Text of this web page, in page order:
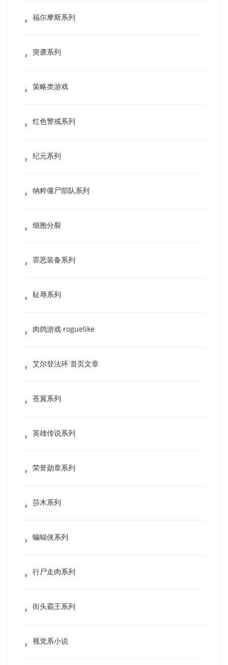
福尔摩斯系列
突袭系列
策略类游戏
红色警戒系列
纪元系列
纳粹僵尸部队系列
细胞分裂
罪恶装备系列
耻辱系列
肉鸽游戏 roguelike
艾尔登法环 首页文章
苍翼系列
英雄传说系列
荣誉勋章系列
莎木系列
蝙蝠侠系列
行尸走肉系列
街头霸王系列
视觉系小说